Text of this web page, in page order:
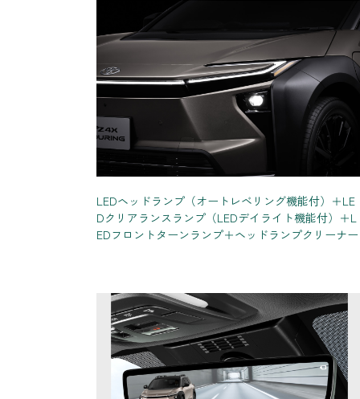
LEDヘッドランプ（オートレベリング機能付）＋LE
Dクリアランスランプ（LEDデイライト機能付）＋L
EDフロントターンランプ＋ヘッドランプクリーナー